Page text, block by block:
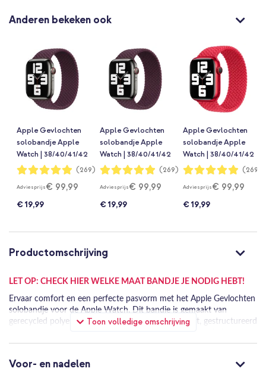
Anderen bekeken ook
Apple Gevlochten
solobandje Apple
Watch | 38/40/41/42
mm - Maat 8 - Dark
Waardering:
98%
(269)
Adviesprijs€ 99,99
€ 19,99
Apple Gevlochten
solobandje Apple
Watch | 38/40/41/42
mm - Maat 2 - Dark
Waardering:
98%
(269)
Adviesprijs€ 99,99
€ 19,99
Apple Gevlochten
solobandje Apple
Watch | 38/40/41/42
mm - Maat 4 -
Waardering:
98%
(269)
Adviesprijs€ 99,99
€ 19,99
Productomschrijving
Toon volledige omschrijving
LET OP: CHECK HIER WELKE MAAT BANDJE JE NODIG HEBT!
Ervaar comfort en een perfecte pasvorm met het Apple Gevlochten
solobandje voor de Apple Watch. Dit bandje is gemaakt van
gerecycled polyester en siliconen, en biedt een zacht, gestructureerd
dagelijks gebruik.
Perfecte pasvorm
Voor- en nadelen